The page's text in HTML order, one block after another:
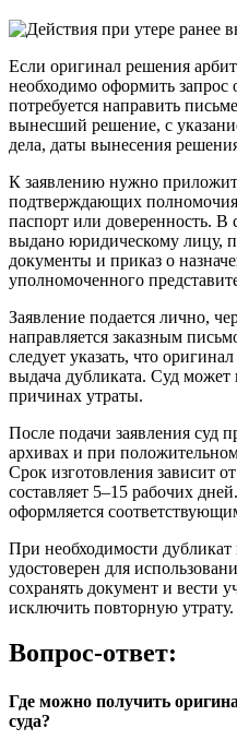
Если оригинал решения
необходимо оформить запрос
потребуется направить
вынесший решение, с
дела, даты вынесения
К заявлению нужно
подтверждающих
паспорт или доверенность. В
выдано юридическому лицу,
документы и приказ о
уполномоченного
Заявление подается лично,
направляется заказным
следует указать, что
выдача дубликата. Суд может
причинах утраты.
После подачи заявления суд
архивах и при положительном
Срок изготовления зависит
составляет 5–15 рабочих
оформляется
При необходимости
удостоверен для
сохранять документ и вести
исключить повторную утрату.
Вопрос-ответ:
Где можно получить
суда?